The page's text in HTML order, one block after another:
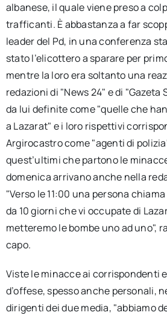
albanese, il quale viene preso a
trafficanti. È abbastanza a far
leader del Pd, in una conferenza
stato l’elicottero a sparare per
mentre la loro era soltanto una
redazioni di "News 24" e di
da lui definite come "quelle che
a Lazarat" e i loro rispettivi
Argirocastro come "agenti di
quest’ultimi che partono le
domenica arrivano anche nella
"Verso le 11:00 una persona
da 10 giorni che vi occupate di
metteremo le bombe uno ad uno",
capo.
Viste le minacce ai corrispondenti
d’offese, spesso anche personali,
dirigenti dei due media, "abbiamo